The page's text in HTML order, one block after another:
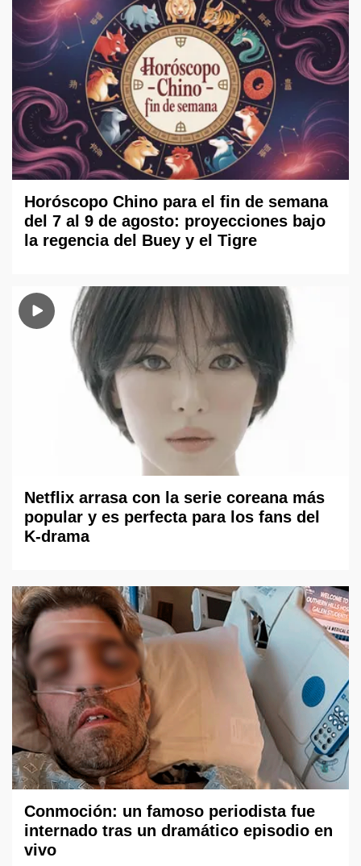
Horóscopo Chino para el fin de semana
del 7 al 9 de agosto: proyecciones bajo
la regencia del Buey y el Tigre
Netflix arrasa con la serie coreana más
popular y es perfecta para los fans del
K-drama
Conmoción: un famoso periodista fue
internado tras un dramático episodio en
vivo